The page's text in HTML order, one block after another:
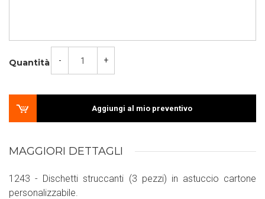
Quantità - +
Aggiungi al mio preventivo
MAGGIORI DETTAGLI
1243 - Dischetti struccanti (3 pezzi) in astuccio cartone
personalizzabile.